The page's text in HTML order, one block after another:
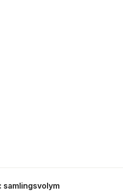
samlingsvolym